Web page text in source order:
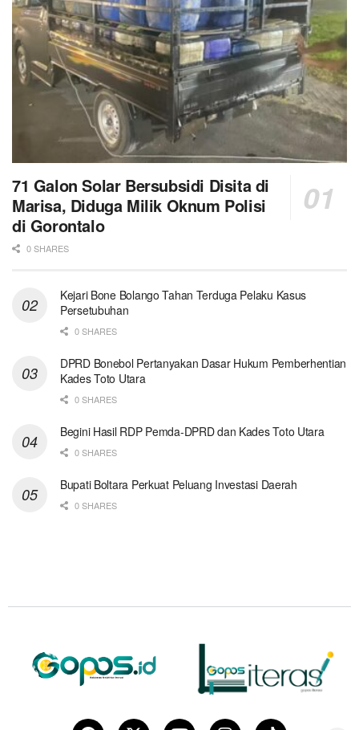
71 Galon Solar Bersubsidi Disita di
Marisa, Diduga Milik Oknum Polisi
di Gorontalo
0 SHARES
Kejari Bone Bolango Tahan Terduga Pelaku Kasus
Persetubuhan
0 SHARES
DPRD Bonebol Pertanyakan Dasar Hukum Pemberhentian
Kades Toto Utara
0 SHARES
Begini Hasil RDP Pemda-DPRD dan Kades Toto Utara
0 SHARES
Bupati Boltara Perkuat Peluang Investasi Daerah
0 SHARES